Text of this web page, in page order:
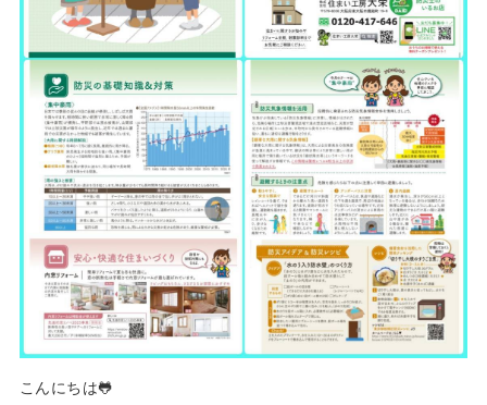
こんにちは🐸